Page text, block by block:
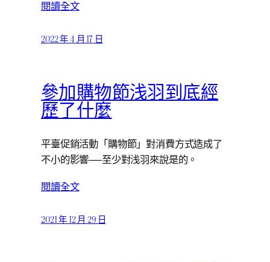
閱讀全文
2022 年 4 月 17 日
參加購物節浅羽到底經
歷了什麼
平臺促銷活動「購物節」對消費方式造成了
不小的影響──至少對浅羽來說是的。
閱讀全文
2021 年 12 月 29 日